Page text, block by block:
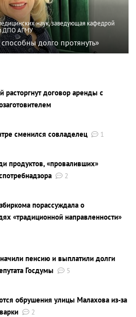
наук, заведующая кафедрой
ДПО АГМУ
долго протянуть»
расторгнут договор аренды с
сменился совладелец
1
продуктов, «проваливших»
2
порассуждала о
«традиционной направленности»
пенсию и выплатили долги
Госдумы
5
обрушения улицы Малахова из-за
2